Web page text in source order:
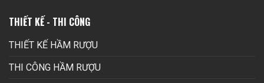
THIẾT KẾ - THI CÔNG
THIẾT KẾ HẦM RƯỢU
THI CÔNG HẦM RƯỢU